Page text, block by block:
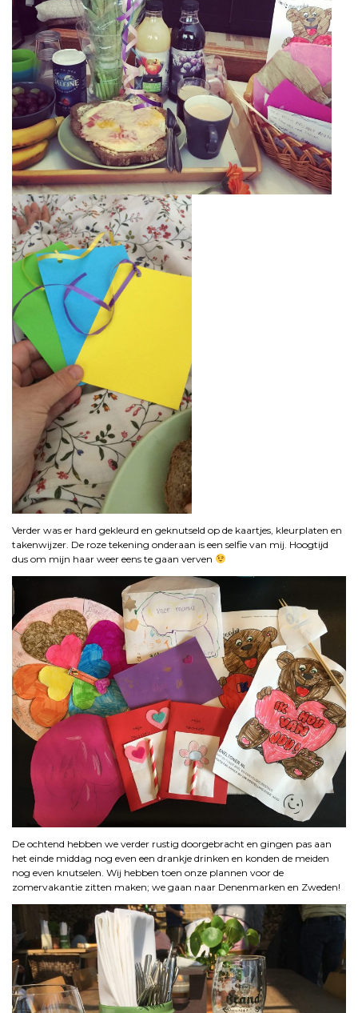
Verder was er hard gekleurd en geknutseld op de kaartjes, kleurplaten en
takenwijzer. De roze tekening onderaan is een selfie van mij. Hoogtijd
dus om mijn haar weer eens te gaan verven
De ochtend hebben we verder rustig doorgebracht en gingen pas aan
het einde middag nog even een drankje drinken en konden de meiden
nog even knutselen. Wij hebben toen onze plannen voor de
zomervakantie zitten maken; we gaan naar Denenmarken en Zweden!